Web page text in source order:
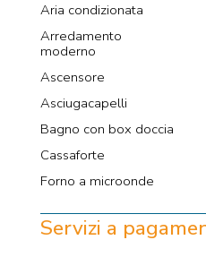
Aria condizionata
Arredamento
moderno
Ascensore
Asciugacapelli
Bagno con box doccia
Cassaforte
Forno a microonde
Servizi a